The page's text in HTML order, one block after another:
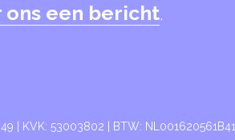
ons een bericht.
| KVK: 53003802 | BTW: NL001620561B41